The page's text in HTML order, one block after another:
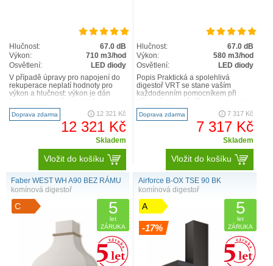
Hlučnost:
67.0 dB
Výkon:
710 m3/hod
Osvětlení:
LED diody
V případě úpravy pro napojení do
rekuperace neplatí hodnoty pro
výkon a hlučnost: výkon je dán
hlučnost odpovídá hlučn..
Doprava zdarma 12 321 Kč
12 321 Kč
Skladem
Vložit do košíku
Hlučnost:
67.0 dB
Výkon:
580 m3/hod
Osvětlení:
LED diody
Popis Praktická a spolehlivá
digestoř VRT se stane vaším
každodenním pomocníkem při
černého skla nepřekáží při ..
Doprava zdarma 7 317 Kč
7 317 Kč
Skladem
Vložit do košíku
Faber WEST WH A90 BEZ RÁMU
komínová digestoř
C 5
let
ZÁRUKA
Airforce B-OX TSE 90 BK
komínová digestoř
A
-17%
5
let
ZÁRUKA